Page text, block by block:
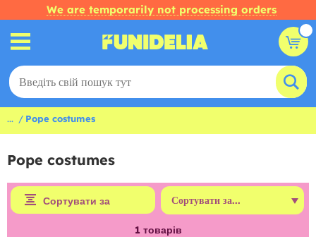
We are temporarily not processing orders
... Pope costumes
Pope costumes
Сортувати за
1 товарів